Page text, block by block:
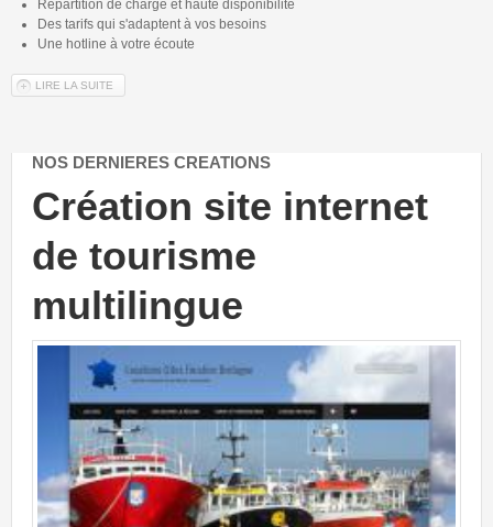
Matériel
Référencement
Répartition de charge et haute disponibilité
Des tarifs qui s'adaptent à vos besoins
Une hotline à votre écoute
LIRE LA SUITE
NOS DERNIERES CREATIONS
site internet
tourisme